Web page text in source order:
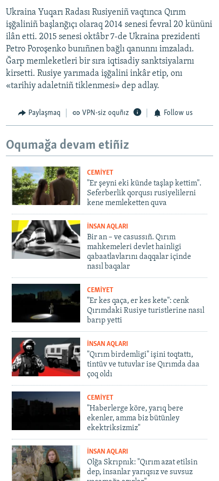
Ukraina Yuqarı Radası Rusiyeniñ vaqtınca Qırım
işğaliniñ başlanğıçı olaraq 2014 senesi fevral 20 kününi
ilân etti. 2015 senesi oktâbr 7-de Ukraina prezidenti
Petro Poroşenko bunıñnen bağlı qanunnı imzaladı.
Ğarp memleketleri bir sıra iqtisadiy sanktsiyalarnı
kirsetti. Rusiye yarımada işğalini inkâr etip, onı
«tarihiy adaletniñ tiklenmesi» dep adlay.
Paylaşmaq VPN-siz oquñız Follow us
Oqumağa devam etiñiz
CEMİYET
"Er şeyni eki künde taşlap kettim".
Seferberlik qorqusı rusiyelilerni
kene memleketten quva
İNSAN AQLARI
Bir an – ve casussıñ. Qırım
mahkemeleri devlet hainligi
qabaatlavlarını daqqalar içinde
nasıl baqalar
CEMİYET
"Er kes qaça, er kes kete": cenk
Qırımdaki Rusiye turistlerine nasıl
barıp yetti
İNSAN AQLARI
"Qırım birdemligi" işini toqtattı,
tintüv ve tutuvlar ise Qırımda daa
çoq oldı
CEMİYET
"Haberlerge köre, yarıq bere
ekenler, amma biz bütünley
ekektriksizmiz"
İNSAN AQLARI
Olğa Skrıpnık: "Qırım azat etilsin
dep, insanlar yarıqsız ve suvsuz